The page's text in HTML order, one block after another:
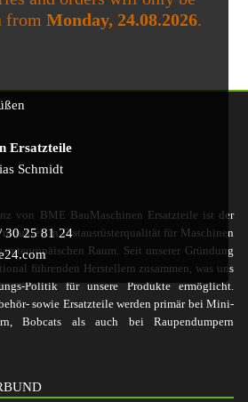
fromMonday, 24.08.2026.
Ersatzteile
Schmidt
30 25 81 24
von BME BauMaschinen Ersatzteile ist der
in Erstausrüsterqualität für Maschinen
Raum. Seit unserer Gründung
führenden Herstellern zusammen, was uns
Politik für unsere Produkte ermöglicht.
sowie Ersatzteile werden primär bei Mini-
Bobcats als auch bei Raupendumpern